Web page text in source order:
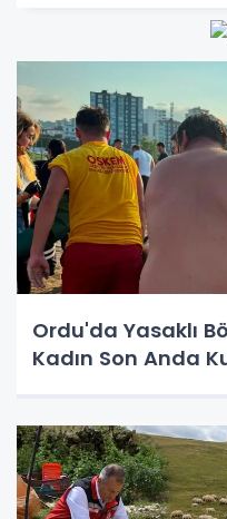
Ordu'da Yasaklı
Kadın Son Anda